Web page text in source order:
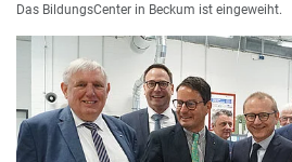
Das BildungsCenter in Beckum ist eingeweiht.